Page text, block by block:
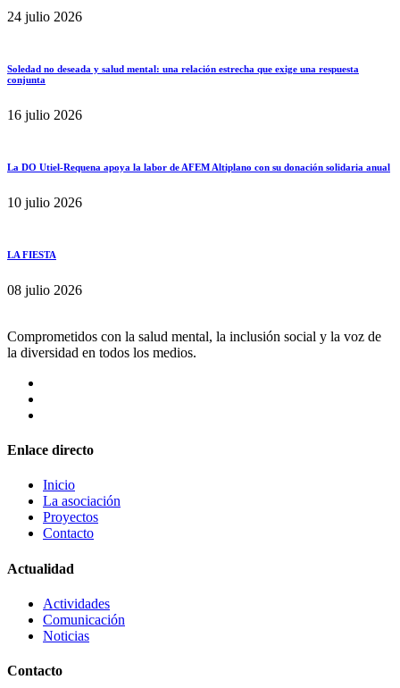
24 julio 2026
Soledad no deseada y salud mental: una relación estrecha que exige una respuesta
conjunta
16 julio 2026
La DO Utiel-Requena apoya la labor de AFEM Altiplano con su donación solidaria anual
10 julio 2026
LA FIESTA
08 julio 2026
Comprometidos con la salud mental, la inclusión social y la voz de
la diversidad en todos los medios.
Enlace directo
Inicio
La asociación
Proyectos
Contacto
Actualidad
Actividades
Comunicación
Noticias
Contacto